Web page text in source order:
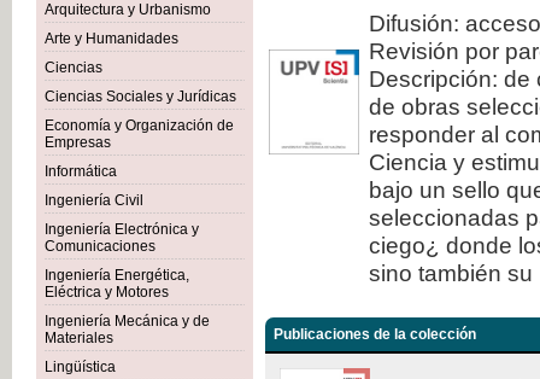
Arquitectura y Urbanismo
Arte y Humanidades
Ciencias
Ciencias Sociales y Jurídicas
Economía y Organización de
Empresas
Informática
Ingeniería Civil
Ingeniería Electrónica y
Comunicaciones
Ingeniería Energética,
Eléctrica y Motores
Ingeniería Mecánica y de
Materiales
Lingüística
Difusión:
Revisión por
Descripción: de
de obras
responder al
Ciencia y
bajo un sello
seleccionadas
ciego¿ donde
sino también
Publicaciones de la colección